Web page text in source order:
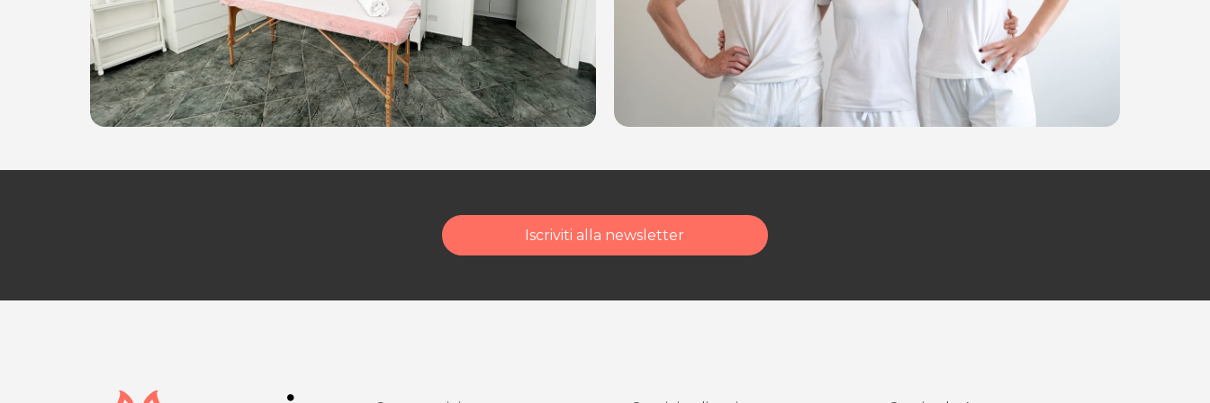
Sede 1: Via della Mondina, 2/A - 33050 Ruda (UD)
Sede 2: Via Filippo Corridoni, 2/A - 33050 Bagnaria Arsa (UD)
Tel. 348 6353619
P.IVA 01361630328
Per ulteriori informazioni sull'offerta o sulle modalità di acquisto scrivi
aposta@espevia.it.
Iscriviti alla newsletter